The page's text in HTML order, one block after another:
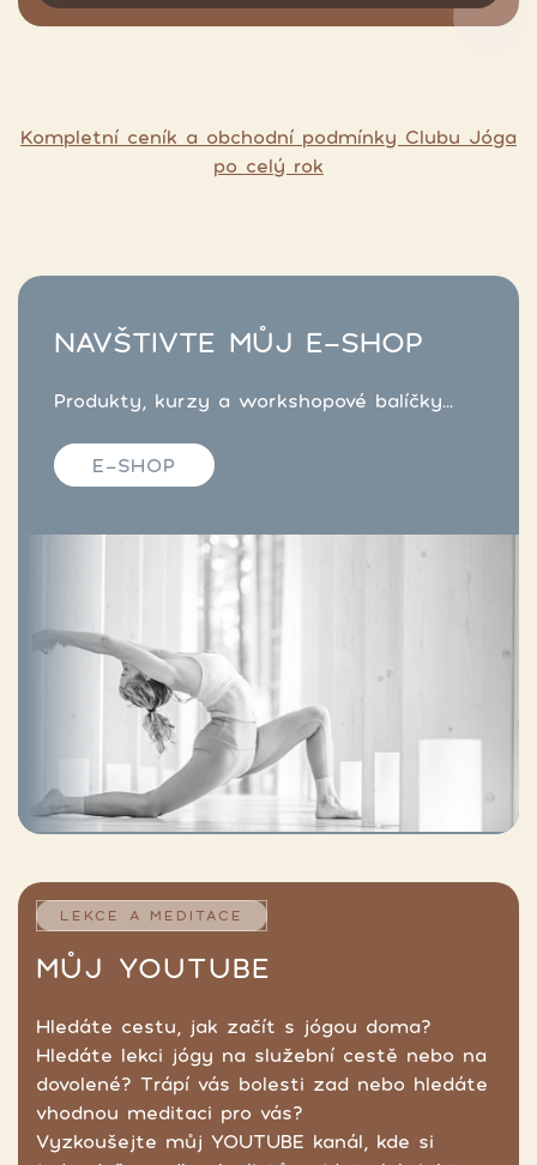
Kompletní ceník a obchodní podmínky Clubu Jóga
po celý rok
NAVŠTIVTE MŮJ E-SHOP
Produkty, kurzy a workshopové balíčky...
E-SHOP
LEKCE A MEDITACE
MŮJ YOUTUBE
Hledáte cestu, jak začít s jógou doma?
Hledáte lekci jógy na služební cestě nebo na
dovolené? Trápí vás bolesti zad nebo hledáte
vhodnou meditaci pro vás?
Vyzkoušejte můj YOUTUBE kanál, kde si